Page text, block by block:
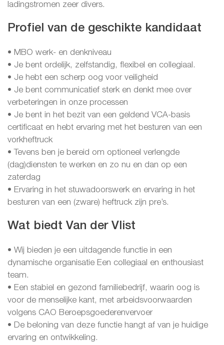
ladingstromen zeer divers.
Profiel van de geschikte kandidaat
• MBO werk- en denkniveau
• Je bent ordelijk, zelfstandig, flexibel en collegiaal.
• Je hebt een scherp oog voor veiligheid
• Je bent communicatief sterk en denkt mee over
verbeteringen in onze processen
• Je bent in het bezit van een geldend VCA-basis
certificaat en hebt ervaring met het besturen van een
vorkheftruck
• Tevens ben je bereid om optioneel verlengde
(dag)diensten te werken en zo nu en dan op een
zaterdag
• Ervaring in het stuwadoorswerk en ervaring in het
besturen van een (zware) heftruck zijn pre’s.
Wat biedt Van der Vlist
• Wij bieden je een uitdagende functie in een
dynamische organisatie Een collegiaal en enthousiast
team.
• Een stabiel en gezond familiebedrijf, waarin oog is
voor de menselijke kant, met arbeidsvoorwaarden
volgens CAO Beroepsgoederenvervoer
• De beloning van deze functie hangt af van je huidige
ervaring en ontwikkeling.